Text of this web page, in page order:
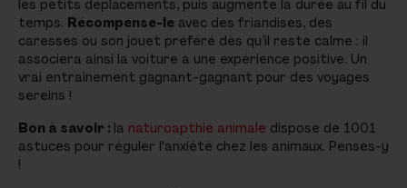
les petits déplacements, puis augmente la durée au fil du
temps. Récompense-le avec des friandises, des
caresses ou son jouet préféré dès qu’il reste calme : il
associera ainsi la voiture à une expérience positive. Un
vrai entraînement gagnant-gagnant pour des voyages
sereins !
Bon à savoir : la naturoapthie animale dispose de 1001
astuces pour réguler l'anxiété chez les animaux. Penses-y
!